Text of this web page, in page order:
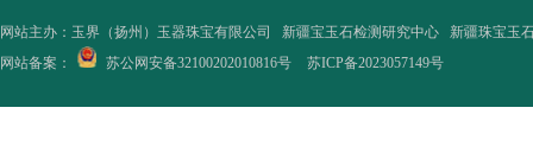
网站主办： 玉界（扬州）玉器珠宝有限公司 新疆宝玉石检测研究中心
新疆珠宝玉
网站备案：
苏公网安备32100202010816号 苏ICP备2023057149号